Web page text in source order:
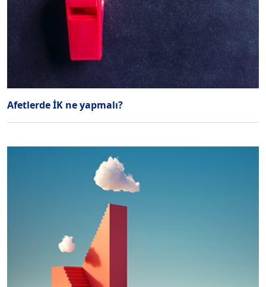
Afetlerde İK ne yapmalı?